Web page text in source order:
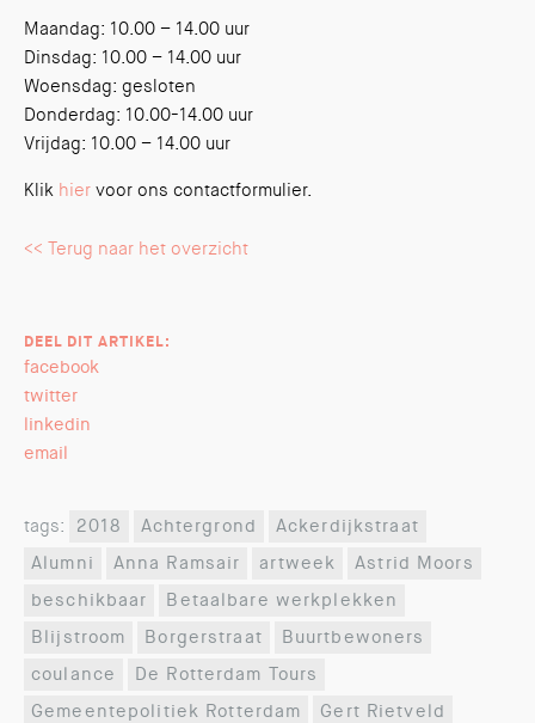
Maandag: 10.00 – 14.00 uur
Dinsdag: 10.00 – 14.00 uur
Woensdag: gesloten
Donderdag: 10.00-14.00 uur
Vrijdag: 10.00 – 14.00 uur
Klik hier voor ons contactformulier.
<< Terug naar het overzicht
DEEL DIT ARTIKEL:
facebook
twitter
linkedin
email
tags: 2018 Achtergrond
Ackerdijkstraat
Alumni
Anna Ramsair artweek
Astrid Moors
beschikbaar
Betaalbare werkplekken
Blijstroom
Borgerstraat
Buurtbewoners
coulance
De Rotterdam Tours
Gemeentepolitiek Rotterdam
Gert Rietveld